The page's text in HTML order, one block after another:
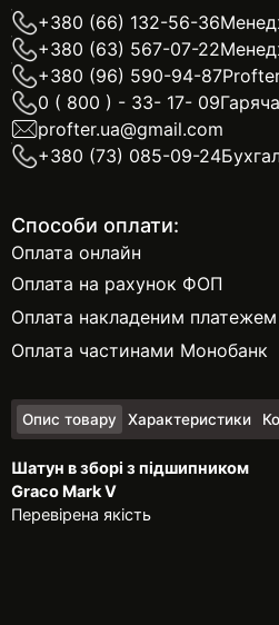
+380 (66) 132-56-36
+380 (63) 567-07-22
+380 (96) 590-94-87
0 ( 800 ) - 33- 17- 09
profter.ua@gmail.com
+380 (73) 085-09-24
Способи оплати:
Оплата онлайн
Оплата на рахунок ФОП
Оплата накладеним платежем
Оплата частинами Монобанк
Опис товару Характеристики
Шатун в зборі з підшипником
Graco Mark V
Перевірена якість